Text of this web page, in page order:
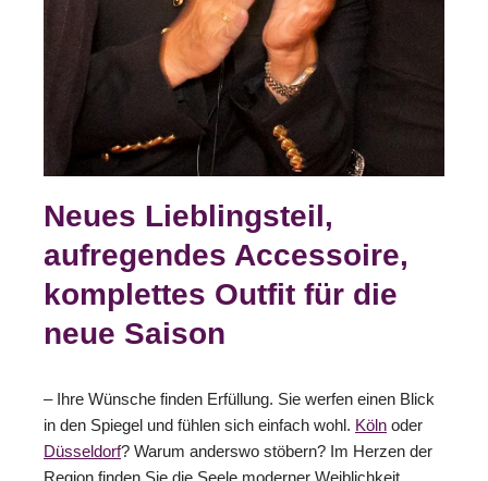
Neues Lieblingsteil,
aufregendes Accessoire,
komplettes Outfit für die
neue Saison
– Ihre Wünsche finden Erfüllung. Sie werfen einen Blick
in den Spiegel und fühlen sich einfach wohl. Köln oder
Düsseldorf? Warum anderswo stöbern? Im Herzen der